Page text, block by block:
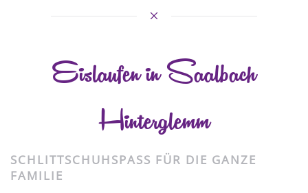
Eislaufen in Saalbach
Hinterglemm
SCHLITTSCHUHSPASS FÜR DIE GANZE F
AMILIE